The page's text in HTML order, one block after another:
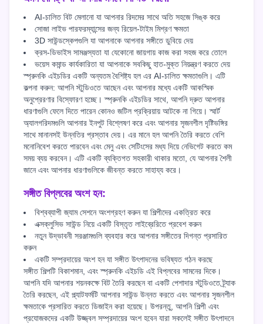
AI-চালিত বিট মেলানো যা আপনার রিদমের সাথে অতি সহজে সিঙ্ক করে
সোজা লাইভ পারফরম্যান্সের জন্য রিয়েল-টাইম মিশ্রণ ক্ষমতা
3D সাউন্ডস্কেপগুলি যা আপনাকে আপনার সঙ্গীতে ডুবিয়ে দেয়
ক্রস-ডিভাইস সামঞ্জস্যতা যা যেকোনো জায়গায় কাজ করা সহজ করে তোলে
ভয়েস কমান্ড কার্যকারিতা যা আপনাকে সবকিছু হাত-মুক্ত নিয়ন্ত্রণ করতে দেয়
স্প্রুনকি এইচডির একটি অন্যতম বৈশিষ্ট্য হল এর AI-চালিত ক্ষমতাগুলি। এটি
কল্পনা করুন: আপনি স্টুডিওতে আছেন এবং আপনার মধ্যে একটি আকস্মিক
অনুপ্রেরণার বিস্ফোরণ হচ্ছে। স্প্রুনকি এইচডির সাথে, আপনি দ্রুত আপনার
ধারণাগুলি ফেলে দিতে পারেন কোনও জটিল প্রক্রিয়ায় আটকে না গিয়ে। স্মার্ট
অ্যালগরিদমগুলি আপনার ইনপুট বিশ্লেষণ করে এবং আপনার সৃজনশীল দৃষ্টিভঙ্গির
সাথে মানানসই উন্নতির প্রস্তাব দেয়। এর মানে হল আপনি তৈরি করতে বেশি
মনোনিবেশ করতে পারবেন এবং মেনু এবং সেটিংসের মধ্য দিয়ে নেভিগেট করতে কম
সময় ব্যয় করবেন। এটি একটি ব্যক্তিগত সহকারী থাকার মতো, যে আপনার শৈলী
জানে এবং আপনার ধারণাগুলিকে জীবন্ত করতে সাহায্য করে।
সঙ্গীত বিপ্লবের অংশ হন:
বিশ্বব্যাপী জ্যাম সেশনে অংশগ্রহণ করুন যা শিল্পীদের একত্রিত করে
এক্সক্লুসিভ সাউন্ড নিয়ে একটি বিস্তৃত লাইব্রেরিতে প্রবেশ করুন
নতুন উদ্ভাবনী সরঞ্জামগুলি ব্যবহার করে আপনার সঙ্গীতের দিগন্ত প্রসারিত
করুন
একটি সম্প্রদায়ের অংশ হন যা সঙ্গীত উৎপাদনের ভবিষ্যত গঠন করছে
সঙ্গীত শিল্পটি বিকাশমান, এবং স্প্রুনকি এইচডি এই বিপ্লবের সামনের দিকে।
আপনি যদি আপনার শয়নকক্ষে বিট তৈরি করছেন বা একটি পেশাদার স্টুডিওতে ট্র্যাক
তৈরি করছেন, এই প্ল্যাটফর্মটি আপনার সাউন্ড উন্নত করতে এবং আপনার সৃজনশীল
ক্ষমতাকে প্রসারিত করতে ডিজাইন করা হয়েছে। উপরন্তু, আপনি শিল্পী এবং
প্রযোজকদের একটি উজ্জ্বল সম্প্রদায়ের অংশ হবেন যারা সকলেই সঙ্গীত উৎপাদনে